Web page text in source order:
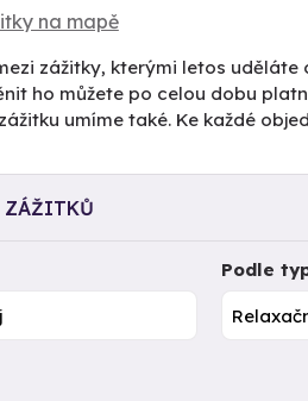
na mapě
zážitky, kterými letos
ho můžete po celou dobu
umíme také. Ke každé
ZÁŽITKŮ
Podle